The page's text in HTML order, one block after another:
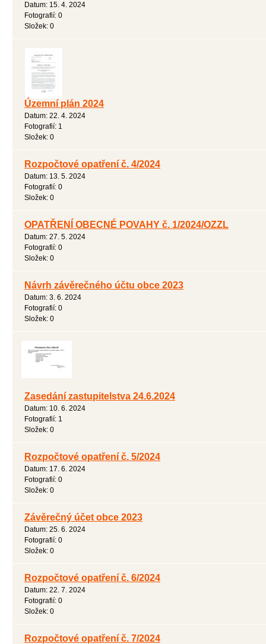
Datum: 15. 4. 2024
Fotografií: 0
Složek: 0
Územní plán 2024
Datum: 22. 4. 2024
Fotografií: 1
Složek: 0
Rozpočtové opatření č. 4/2024
Datum: 13. 5. 2024
Fotografií: 0
Složek: 0
OPATŘENÍ OBECNÉ POVAHY č. 1/2024/OZZL
Datum: 27. 5. 2024
Fotografií: 0
Složek: 0
Návrh závěrečného účtu obce 2023
Datum: 3. 6. 2024
Fotografií: 0
Složek: 0
Zasedání zastupitelstva 24.6.2024
Datum: 10. 6. 2024
Fotografií: 1
Složek: 0
Rozpočtové opatření č. 5/2024
Datum: 17. 6. 2024
Fotografií: 0
Složek: 0
Závěrečný účet obce 2023
Datum: 25. 6. 2024
Fotografií: 0
Složek: 0
Rozpočtové opatření č. 6/2024
Datum: 22. 7. 2024
Fotografií: 0
Složek: 0
Rozpočtové opatření č. 7/2024